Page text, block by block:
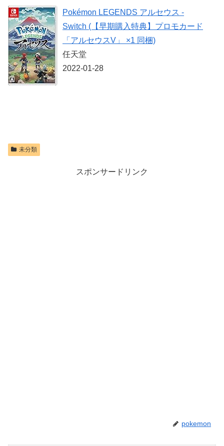
封入
価格：¥7,286
ク(CFI-
ZCT2J01)
価格：¥10,737
価格：¥9,581
Pokémon LEGENDS アルセウス -
Switch (【早期購入特典】プロモカード
「アルセウスV」 ×1 同梱)
任天堂
2022-01-28
未分類
スポンサードリンク
pokemon